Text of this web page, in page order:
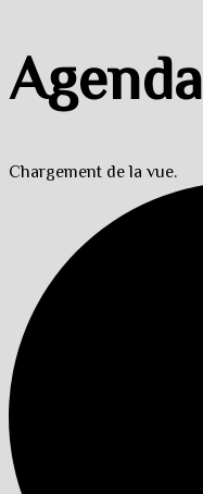
Agenda
Chargement de la vue.